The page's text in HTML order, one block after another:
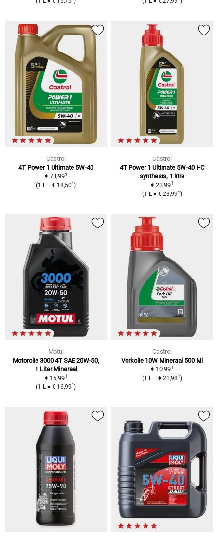
Castrol
4T Power 1 Ultimate 5W-40
€ 73,991
(1 L = € 18,501 )
Castrol
4T Power 1 Ultimate 5W-40 HC
synthesis, 1 litre
€ 23,991
(1 L = € 23,991 )
Motul
Motorolie 3000 4T SAE 20W-50,
1 Liter Mineraal
€ 16,991
(1 L = € 16,991 )
Castrol
Vorkolie 10W Mineraal 500 Ml
€ 10,991
(1 L = € 21,981 )